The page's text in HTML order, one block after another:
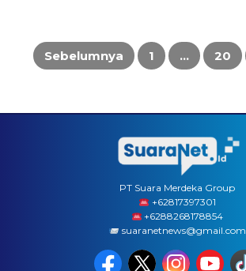
Paginasi
posSebelumnya 1 … 20
PT Suara Merdeka Group
‪+62817397301
+6288268178854
suaranetnews@gmail.com